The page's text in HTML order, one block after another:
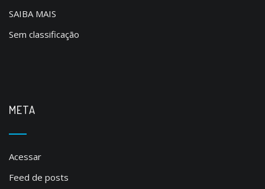
SAIBA MAIS
Sem classificação
META
Acessar
Feed de posts